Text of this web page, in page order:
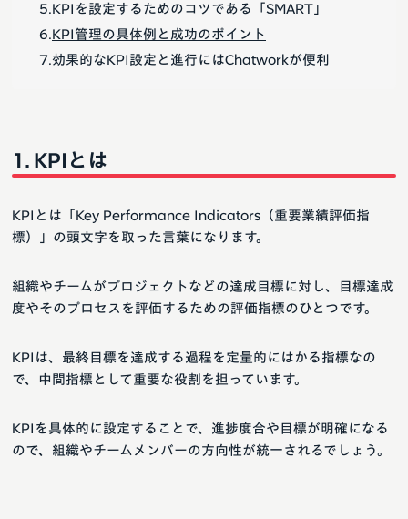
KPIを設定するためのコツである「SMART」
KPI管理の具体例と成功のポイント
効果的なKPI設定と進行にはChatworkが便利
KPIとは
KPIとは「Key Performance Indicators（重要業績評価指
標）」の頭文字を取った言葉になります。
組織やチームがプロジェクトなどの達成目標に対し、目標達成
度やそのプロセスを評価するための評価指標のひとつです。
KPIは、最終目標を達成する過程を定量的にはかる指標なの
で、中間指標として重要な役割を担っています。
KPIを具体的に設定することで、進捗度合や目標が明確になる
ので、組織やチームメンバーの方向性が統一されるでしょう。